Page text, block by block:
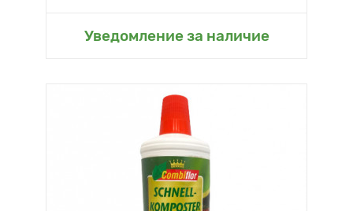
Уведомление за наличие